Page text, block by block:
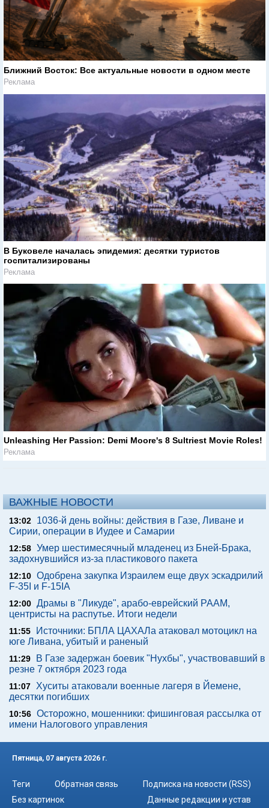
Ближний Восток: Все актуальные новости в одном месте
Реклама
В Буковеле началась эпидемия: десятки туристов
госпитализированы
Реклама
Unleashing Her Passion: Demi Moore's 8 Sultriest Movie Roles!
Реклама
ВАЖНЫЕ НОВОСТИ
13:02
1036-й день войны: действия в Газе, Ливане и
Сирии, операции в Иудее и Самарии
12:58 Умер шестимесячный младенец из Бней-Брака,
задохнувшийся из-за пластикового пакета
12:10 Одобрена закупка Израилем еще двух эскадрилий
F-35I и F-15IA
12:00 Драмы в "Ликуде", арабо-еврейский РААМ,
центристы на распутье. Итоги недели
11:55
Источники: БПЛА ЦАХАЛа атаковал мотоцикл на
юге Ливана, убитый и раненый
11:29
В Газе задержан боевик "Нухбы", участвовавший в
резне 7 октября 2023 года
11:07 Хуситы атаковали военные лагеря в Йемене,
десятки погибших
10:56 Осторожно, мошенники: фишинговая рассылка от
имени Налогового управления
Пятница, 07 августа 2026 г.
Теги Обратная связь
Подписка на новости (RSS)
Без картинок
Данные редакции и устав